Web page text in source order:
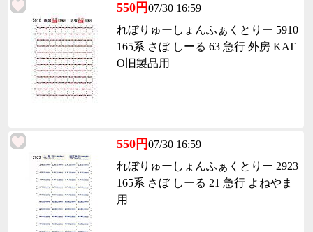
550円07/30 16:59
れぼりゅーしょんふぁくとりー 5910
165系 さぼ しーる 63 急行 外房 KAT
O旧製品用
550円07/30 16:59
れぼりゅーしょんふぁくとりー 2923
165系 さぼ しーる 21 急行 よねやま
用